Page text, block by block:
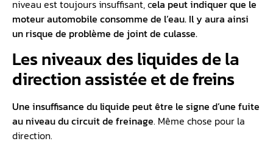
niveau est toujours insuffisant, cela peut indiquer que le
moteur automobile consomme de l’eau. Il y aura ainsi
un risque de problème de joint de culasse.
Les niveaux des liquides de la
direction assistée et de freins
Une insuffisance du liquide peut être le signe d’une fuite
au niveau du circuit de freinage. Même chose pour la
direction.